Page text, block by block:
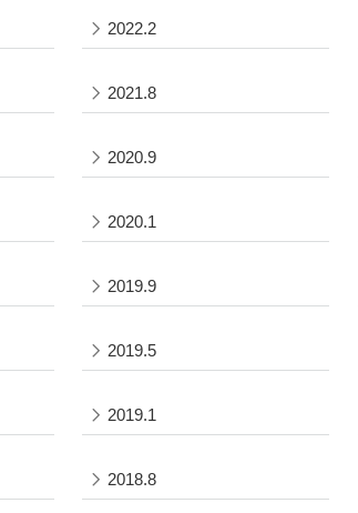
2022.2
2021.8
2020.9
2020.1
2019.9
2019.5
2019.1
2018.8